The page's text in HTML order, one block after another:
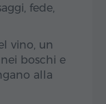
fede,
vino, un
boschi e
alla